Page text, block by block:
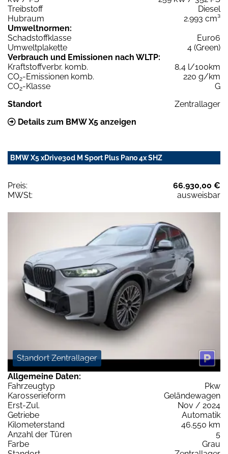
Treibstoff
Diesel
Hubraum
2.993 cm³
Umweltnormen:
Schadstoffklasse
Euro6
Umweltplakette
4 (Green)
Verbrauch und Emissionen nach WLTP:
Kraftstoffverbr. komb.
8,4 l/100km
CO2-Emissionen komb.
220 g/km
CO2-Klasse
G
Standort
Zentrallager
Details zum BMW X5 anzeigen
BMW X5 xDrive30d M Sport Plus Pano 4x SHZ
Preis:
66.930,00 €
MWSt:
ausweisbar
Standort Zentrallager
Allgemeine Daten:
Fahrzeugtyp
Pkw
Karosserieform
Geländewagen
Erst-Zul.
Nov / 2024
Getriebe
Automatik
Kilometerstand
46.550 km
Anzahl der Türen
5
Farbe
Grau